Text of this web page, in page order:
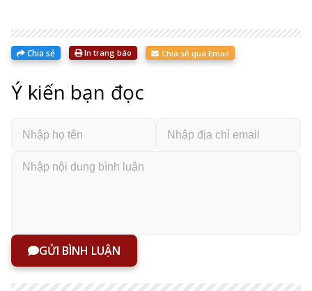
Chia sẻ In trang báo Chia sẻ qua Email
Ý kiến bạn đọc
GỬI BÌNH LUẬN